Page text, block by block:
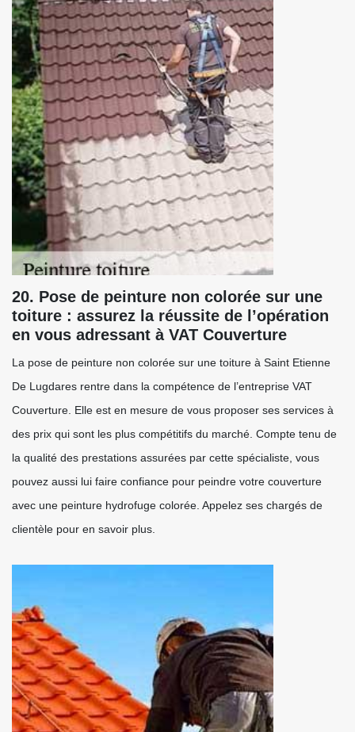
20. Pose de peinture non colorée sur une
toiture : assurez la réussite de l’opération
en vous adressant à VAT Couverture
La pose de peinture non colorée sur une toiture à Saint Etienne
De Lugdares rentre dans la compétence de l’entreprise VAT
Couverture. Elle est en mesure de vous proposer ses services à
des prix qui sont les plus compétitifs du marché. Compte tenu de
la qualité des prestations assurées par cette spécialiste, vous
pouvez aussi lui faire confiance pour peindre votre couverture
avec une peinture hydrofuge colorée. Appelez ses chargés de
clientèle pour en savoir plus.